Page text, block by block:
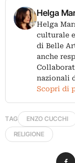
Helga
Helga
culturale
di Belle
anche
nazionali
Scopri di
TAG ENZO CUCCHI
RELIGIONE